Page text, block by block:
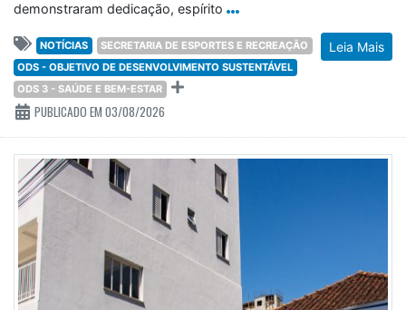
demonstraram dedicação, espírito
Leia Mais
NOTÍCIAS
SECRETARIA DE ESPORTES E RECREAÇÃO
ODS - OBJETIVO DE DESENVOLVIMENTO SUSTENTÁVEL
ODS 3 - SAÚDE E BEM-ESTAR
PUBLICADO EM 03/08/2026